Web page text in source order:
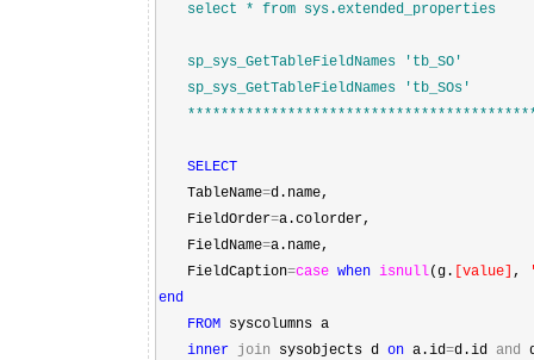
select * from sys.extended_properties
sp_sys_GetTableFieldNames 'tb_SO'
sp_sys_GetTableFieldNames 'tb_SOs'
SELECT
TableName=d.name,
FieldOrder=a.colorder,
FieldName=a.name,
FieldCaption=case when isnull(g. value ,
end
FROM syscolumns a
inner join sysobjects d on a.id=d.id and